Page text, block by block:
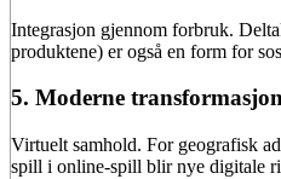
Integrasjon gjennom forbruk.
produktene) er også en form for
5. Moderne
Virtuelt samhold. For geografisk
spill i online-spill blir nye digitale